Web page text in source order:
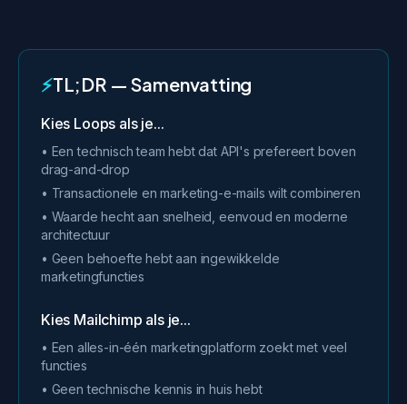
⚡TL;DR — Samenvatting
Kies Loops als je...
• Een technisch team hebt dat API's prefereert boven
drag-and-drop
• Transactionele en marketing-e-mails wilt combineren
• Waarde hecht aan snelheid, eenvoud en moderne
architectuur
• Geen behoefte hebt aan ingewikkelde
marketingfuncties
Kies Mailchimp als je...
• Een alles-in-één marketingplatform zoekt met veel
functies
• Geen technische kennis in huis hebt